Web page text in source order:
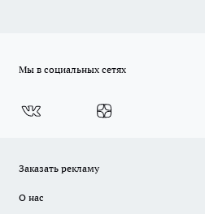
Мы в социальных сетях
Заказать рекламу
О нас